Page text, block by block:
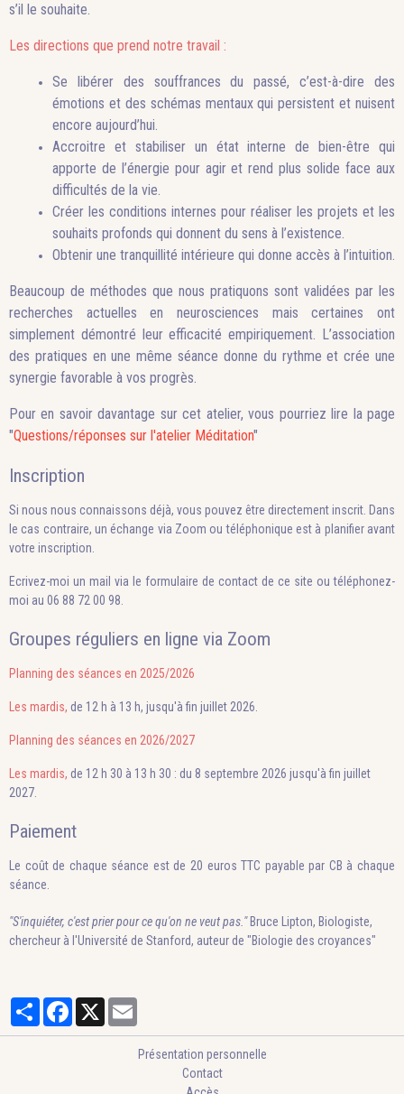
s’il le souhaite.
Les directions que prend notre travail :
Se libérer des souffrances du passé, c’est-à-dire des
émotions et des schémas mentaux qui persistent et nuisent
encore aujourd’hui.
Accroitre et stabiliser un état interne de bien-être qui
apporte de l’énergie pour agir et rend plus solide face aux
difficultés de la vie.
Créer les conditions internes pour réaliser les projets et les
souhaits profonds qui donnent du sens à l’existence.
Obtenir une tranquillité intérieure qui donne accès à l’intuition.
Beaucoup de méthodes que nous pratiquons sont validées par les
recherches actuelles en neurosciences mais certaines ont
simplement démontré leur efficacité empiriquement. L’association
des pratiques en une même séance donne du rythme et crée une
synergie favorable à vos progrès.
Pour en savoir davantage sur cet atelier, vous pourriez lire la page
"Questions/réponses sur l'atelier Méditation"
Inscription
Si nous nous connaissons déjà, vous pouvez être directement inscrit. Dans
le cas contraire, un échange via Zoom ou téléphonique est à planifier avant
votre inscription.
Ecrivez-moi un mail via le formulaire de contact de ce site ou téléphonez-
moi au 06 88 72 00 98.
Groupes réguliers en ligne via Zoom
Planning des séances en 2025/2026
Les mardis, de 12 h à 13 h, jusqu'à fin juillet 2026.
Planning des séances en 2026/2027
Les mardis, de 12 h 30 à 13 h 30 : du 8 septembre 2026 jusqu'à fin juillet
2027.
Paiement
Le coût de chaque séance est de 20 euros TTC payable par CB à chaque
séance.
"S'inquiéter, c'est prier pour ce qu'on ne veut pas."Bruce Lipton, Biologiste,
chercheur à l'Université de Stanford, auteur de "Biologie des croyances"
PartagerFacebook
X
Présentation personnelle
Contact